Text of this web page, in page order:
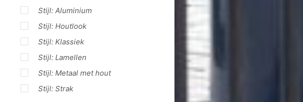
Stijl: Aluminium
Stijl: Houtlook
Stijl: Klassiek
Stijl: Lamellen
Stijl: Metaal met hout
Stijl: Strak